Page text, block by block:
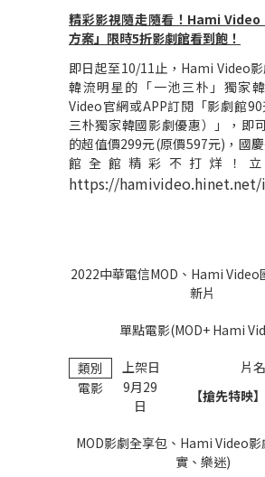
精彩影視隨走隨看！Hami Video
方案」限時5折影劇館看到飽！
即日起至10/11止，Hami Video
韓流明星的「一池三朴」獨家
Video官網或APP訂閱「影劇館
三朴獨家韓國影劇優惠）」，即
的超值價299元(原價597元)，國
館全館精彩不打烊！立
https://hamivideo.hinet.net/
2022中華電信MOD、Hami Video
新片
單點電影(MOD+ Hami
類別 上架日
片名
電影
9月29
日
【搶先特映】
MOD影劇全享包、Hami Video
實、樂迷)